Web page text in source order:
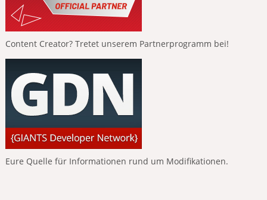
Content Creator? Tretet unserem Partnerprogramm bei!
Eure Quelle für Informationen rund um Modifikationen.